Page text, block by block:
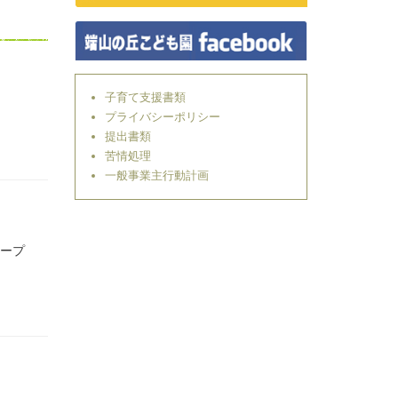
プ
子育て支援書類
プライバシーポリシー
提出書類
苦情処理
一般事業主行動計画